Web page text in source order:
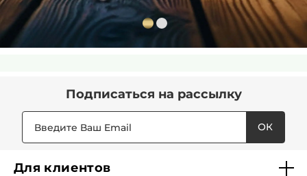
Подписаться на рассылку
ОК
Для клиентов